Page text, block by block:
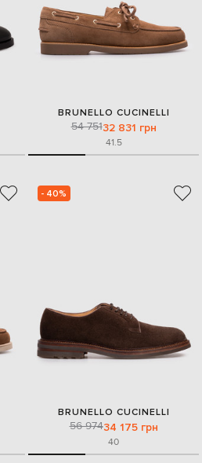
BRUNELLO CUCINELLI
54 75132 831 грн
41.5
- 40%
BRUNELLO CUCINELLI
56 97434 175 грн
40